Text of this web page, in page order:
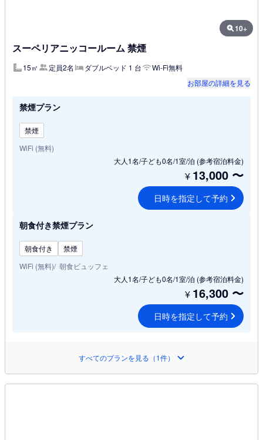
10+
スーペリアニッコールーム 禁煙
15㎡ 定員2名 ダブルベッド 1 台
Wi-Fi無料
お部屋の詳細を見る
禁煙プラン
禁煙
WiFi (無料)
大人1名/子ども0名/1室/泊 (参考宿泊料金)
¥ 13,000 〜
日時を指定して予約
朝食付き禁煙プラン
朝食付き
禁煙
WiFi (無料) 朝食ビュッフェ
大人1名/子ども0名/1室/泊 (参考宿泊料金)
¥ 16,300 〜
日時を指定して予約
すべてのプランを見る（1件）